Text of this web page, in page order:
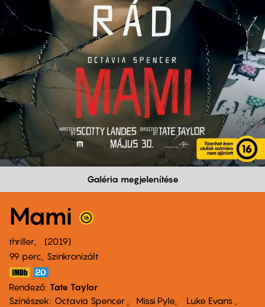
Galéria megjelenítése
Mami
thriller
2019
99 perc,
Szinkronizált
Rendező Tate Taylor
Színészek
Octavia Spencer Missi Pyle
Luke Evans